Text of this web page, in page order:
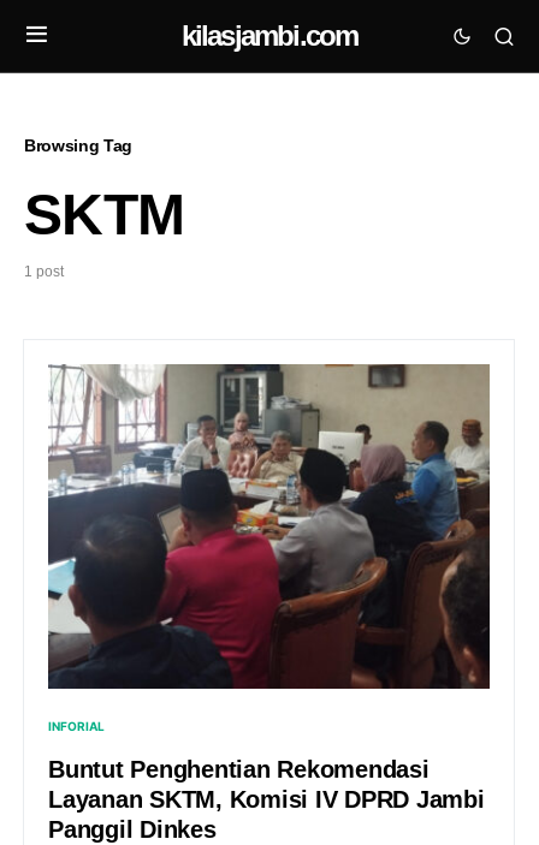
kilasjambi.com
Browsing Tag
SKTM
1 post
INFORIAL
Buntut Penghentian Rekomendasi
Layanan SKTM, Komisi IV DPRD Jambi
Panggil Dinkes